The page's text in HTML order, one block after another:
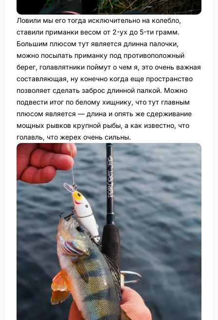
Ловили мы его тогда исключительно на колебло,
ставили приманки весом от 2-ух до 5-ти грамм.
Большим плюсом тут является длинна палочки,
можно посылать приманку под противоположный
берег, голавлятники поймут о чем я, это очень важная
составляющая, ну конечно когда еще пространство
позволяет сделать заброс длинной палкой. Можно
подвести итог по белому хищнику, что тут главным
плюсом является — длина и опять же сдерживание
мощных рывков крупной рыбы, а как известно, что
голавль, что жерех очень сильны.